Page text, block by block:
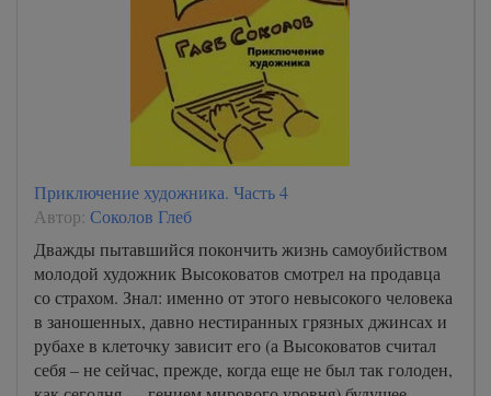
Приключение художника. Часть 4
Автор: Соколов Глеб
Дважды пытавшийся покончить жизнь самоубийством
молодой художник Высоковатов смотрел на продавца
со страхом. Знал: именно от этого невысокого человека
в заношенных, давно нестиранных грязных джинсах и
рубахе в клеточку зависит его (а Высоковатов считал
себя – не сейчас, прежде, когда еще не был так голоден,